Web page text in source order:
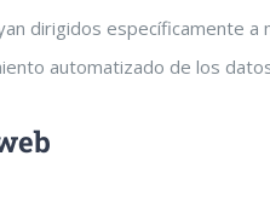
dirigidos específicamente
automatizado de los